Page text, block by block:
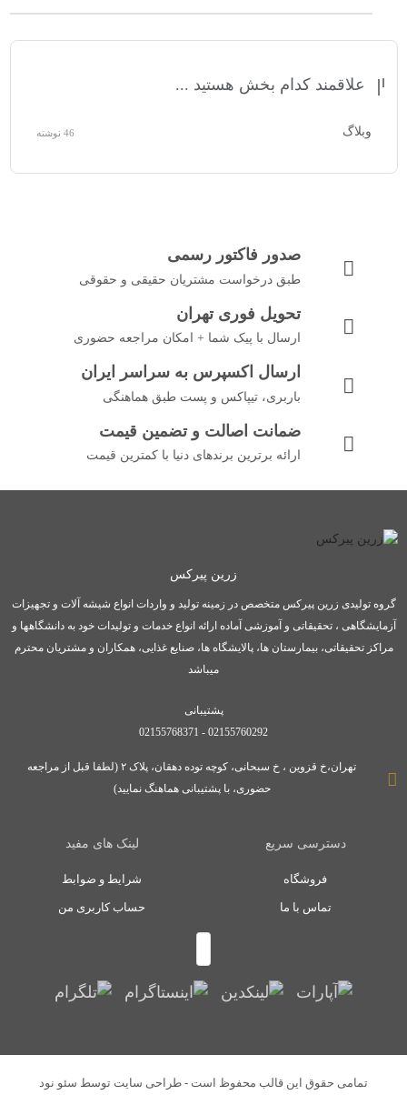
علاقمند کدام بخش هستید ...
وبلاگ 46 نوشته
صدور فاکتور رسمی
طبق درخواست مشتریان حقیقی و حقوقی
تحویل فوری تهران
ارسال با پیک شما + امکان مراجعه حضوری
ارسال اکسپرس به سراسر ایران
باربری، تیپاکس و پست طبق هماهنگی
ضمانت اصالت و تضمین قیمت
ارائه برترین برندهای دنیا با کمترین قیمت
زرین پیرکس
گروه تولیدی زرین پیرکس متخصص در زمینه تولید و واردات انواع شیشه آلات و تجهیزات
آزمایشگاهی ، تحقیقاتی و آموزشی آماده ارائه انواع خدمات و تولیدات خود به دانشگاهها و
مراکز تحقیقاتی، بیمارستان ها، پالایشگاه ها، صنایع غذایی، همکاران و مشتریان محترم
میباشد
پشتیبانی
02155760292 - 02155768371
تهران،خ قزوین ، خ سبحانی، کوچه توده دهقان، پلاک ۲ (لطفا قبل از مراجعه
حضوری، با پشتیبانی هماهنگ نمایید)
دسترسی سریع
فروشگاه
تماس با ما
لینک های مفید
شرایط و ضوابط
حساب کاربری من
تمامی حقوق این قالب محفوظ است - طراحی سایت توسط سئو نود